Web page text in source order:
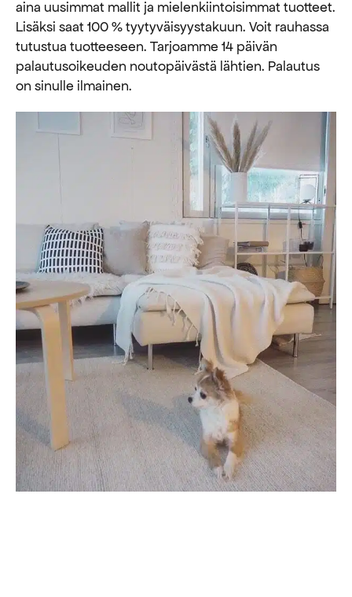
aina uusimmat mallit ja mielenkiintoisimmat tuotteet.
Lisäksi saat 100 % tyytyväisyystakuun. Voit rauhassa
tutustua tuotteeseen. Tarjoamme 14 päivän
palautusoikeuden noutopäivästä lähtien. Palautus
on sinulle ilmainen.